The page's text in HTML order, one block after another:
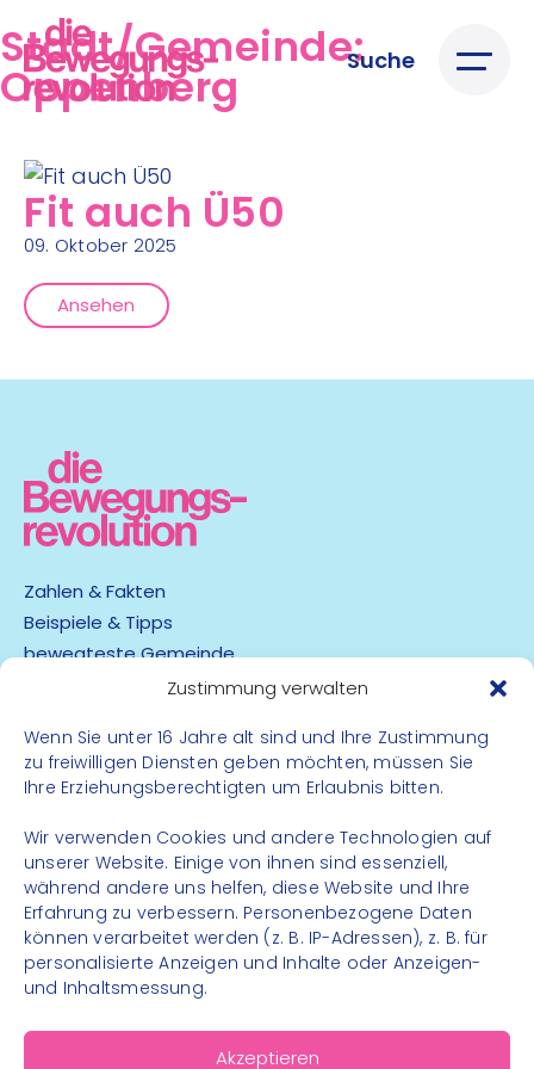
Zustimmung verwalten
Wenn Sie unter 16 Jahre alt sind und Ihre Zustimmung
zu freiwilligen Diensten geben möchten, müssen Sie
Ihre Erziehungsberechtigten um Erlaubnis bitten.
Wir verwenden Cookies und andere Technologien auf
unserer Website. Einige von ihnen sind essenziell,
während andere uns helfen, diese Website und Ihre
Erfahrung zu verbessern. Personenbezogene Daten
können verarbeitet werden (z. B. IP-Adressen), z. B. für
personalisierte Anzeigen und Inhalte oder Anzeigen-
und Inhaltsmessung.
Akzeptieren
Suche
Stadt/Gemeinde:
Oppenberg
Fit auch Ü50
09. Oktober 2025
Ansehen
Zahlen & Fakten
Beispiele & Tipps
bewegteste Gemeinde
Barrierefreiheit
Datenschutz
Impressum
Kontakt
FOLGE UNS
Instagram
Facebook